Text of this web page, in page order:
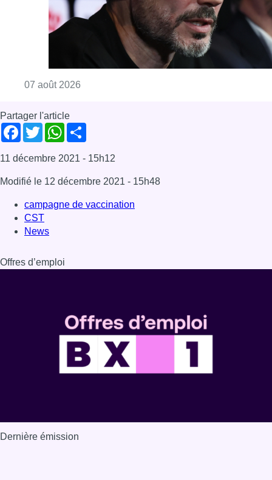
07 août 2026
Partager l'article
Facebook
TwitterWhatsApp
11 décembre 2021 - 15h12
Modifié le 12 décembre 2021 - 15h48
campagne de vaccination
CST
News
Offres d’emploi
Dernière émission